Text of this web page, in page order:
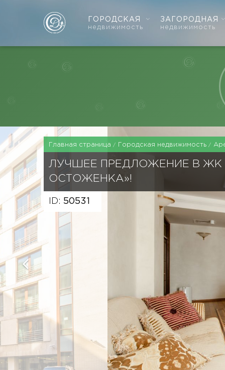
ГОРОДСКАЯ
недвижимость
ЗАГОРОДНАЯ
недвижимость
Главная страница Городская недвижимость
ЛУЧШЕЕ ПРЕДЛОЖЕНИЕ В ЖК
ОСТОЖЕНКА»!
ID: 50531